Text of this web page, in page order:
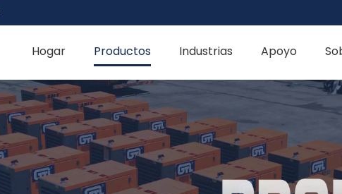
Hogar Productos Industrias Apoyo